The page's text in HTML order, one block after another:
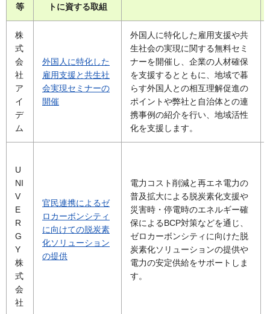
等
トに資する取組
株
式
会
社
ア
イ
デ
ム
外国人に特化した
雇用支援と共生社
会実現セミナーの
開催
外国人に特化した雇用支援や共
生社会の実現に関する無料セミ
ナーを開催し、企業の人材確保
を支援するとともに、地域で暮
らす外国人との相互理解促進の
ポイントや弊社と自治体との連
携事例の紹介を行い、地域活性
化を支援します。
U
NI
V
E
R
G
Y
株
式
会
社
官民連携によるゼ
ロカーボンシティ
に向けての脱炭素
化ソリューション
の提供
電力コスト削減と再エネ電力の
普及拡大による脱炭素化支援や
災害時・停電時のエネルギー確
保によるBCP対策などを通じ、
ゼロカーボンシティに向けた脱
炭素化ソリューションの提供や
電力の安定供給をサポートしま
す。